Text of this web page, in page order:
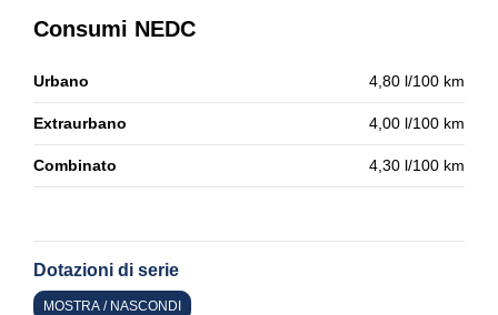
Consumi NEDC
Urbano 4,80 l/100 km
Extraurbano 4,00 l/100 km
Combinato 4,30 l/100 km
Dotazioni di serie
MOSTRA / NASCONDI